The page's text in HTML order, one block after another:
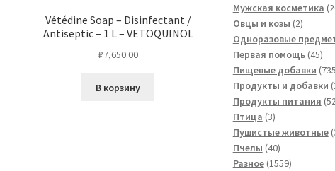
Vétédine Soap – Disinfectant /
Antiseptic – 1 L – VETOQUINOL
₽7,650.00
В корзину
Мужская косметика
Овцы и козы 22
товара
Одноразовые
Первая помощь 4545
Пищевые добавки
Продукты и добавки
Продукты питания
Птица 33
товара
Пушистые животные
Пчелы 4040
товаров
Разное 15591559